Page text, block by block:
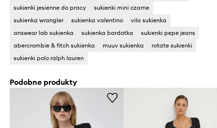
sukienki jesienne do pracy
sukienki mini czarne
sukienka wrangler
sukienka valentino
vila sukienka
answear lab sukienka
sukienka bardotka
sukienki pepe jeans
abercrombie & fitch sukienka
muuv sukienka
rotate sukienki
sukienki polo ralph lauren
Podobne produkty